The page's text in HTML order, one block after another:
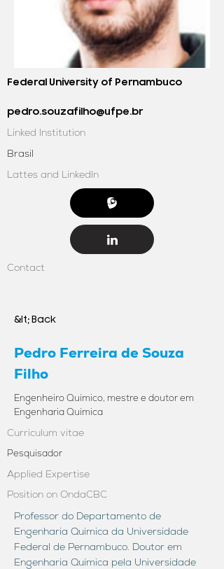
Federal University of Pernambuco
pedro.souzafilho@ufpe.br
Linked Institution
Brasil
Lattes and LinkedIn
Contact
&lt; Back
Pedro Ferreira de Souza
Filho
Engenheiro Químico, mestre e doutor em
Engenharia Química
Curriculum vitae
Pesquisador
Applied Expertise
Position on OndaCBC
Professor do Departamento de
Engenharia Química da Universidade
Federal de Pernambuco. Doutor em
Engenharia Química pela Universidade